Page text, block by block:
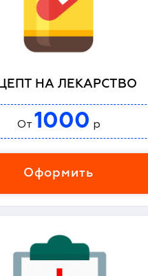
НА ЛЕКАРСТВО
От 1000 р
Оформить